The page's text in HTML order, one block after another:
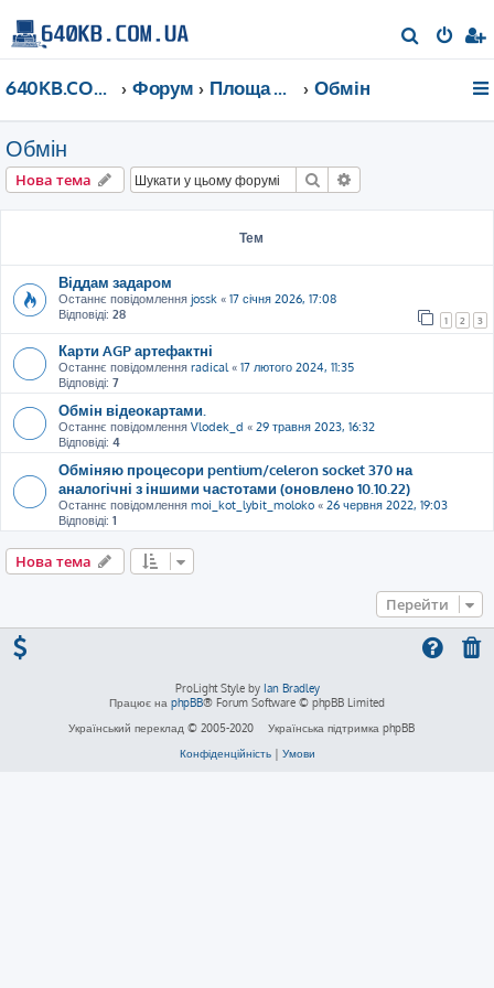
о
640KB.COM.UA Форум Площа Ринок Обмін
Обмін
Нова тема Пошук
Тем
Віддам задаром
Останнє повідомлення jossk « 17 січня 2026, 17:08
Відповіді: 28 1 2 3
Карти AGP артефактні
Останнє повідомлення radical« 17 лютого 2024, 11:35
Відповіді: 7
Обмін відеокартами.
Останнє повідомлення Vlodek_d « 29 травня 2023, 16:32
Відповіді: 4
Обміняю процесори pentium/celeron socket 370 на
аналогічні з іншими частотами (оновлено 10.10.22)
Останнє повідомлення moi_kot_lybit_moloko « 26 червня 2022, 19:03
Відповіді: 1
Нова тема
Перейти
ProLight Style by Ian Bradley
Працює на phpBB® Forum Software © phpBB Limited
Український переклад © 2005-2020
Українська підтримка phpBB
Конфіденційність| Умови